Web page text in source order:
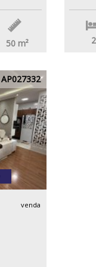
50 m² 2
AP027332
venda